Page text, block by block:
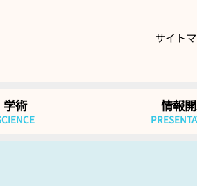
サイト
学術 情報